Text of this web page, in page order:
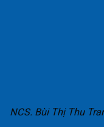
NCS. Bùi Thị Thu